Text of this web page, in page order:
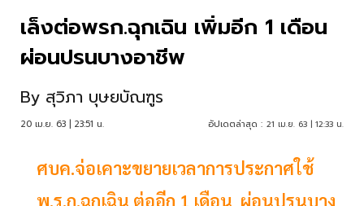
เล็งต่อพรก.ฉุกเฉิน​ เพิ่มอีก 1 เดือน
ผ่อนปรนบางอาชีพ
By สุวิภา บุษยบัณฑูร
20 เม.ย. 63 | 23:51 น. อัปเดตล่าสุด : 21 เม.ย. 63 | 12:33 น.
ศบค.จ่อเคาะขยายเวลา​การประกาศใช้
พ.ร.ก.ฉุกเฉิน​ ต่ออีก​ 1​ เดือน​ ผ่อนปรนบาง